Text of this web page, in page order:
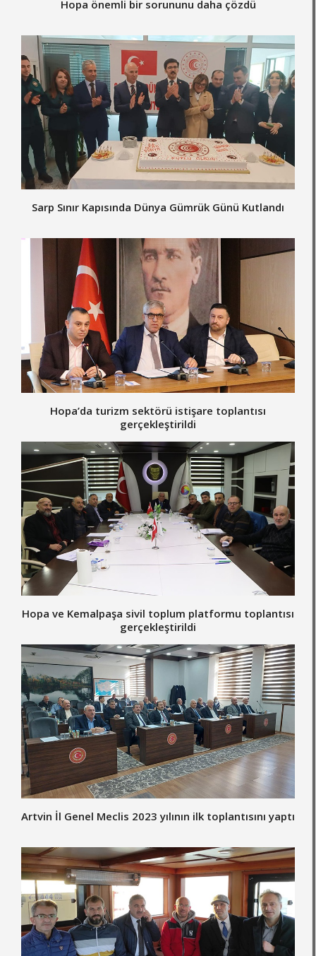
Hopa önemli bir sorununu daha çözdü
Sarp Sınır Kapısında Dünya Gümrük Günü Kutlandı
Hopa’da turizm sektörü istişare toplantısı
gerçekleştirildi
Hopa ve Kemalpaşa sivil toplum platformu toplantısı
gerçekleştirildi
Artvin İl Genel Meclis 2023 yılının ilk toplantısını yaptı